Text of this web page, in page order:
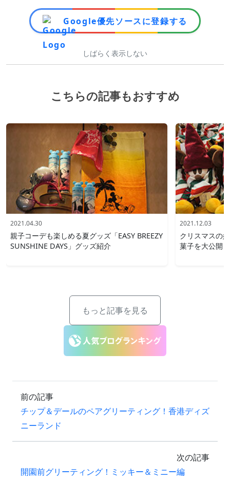
Google優先ソースに登録する
しばらく表示しない
こちらの記事もおすすめ
2021.04.30
親子コーデも楽しめる夏グッズ「EASY BREEZY
SUNSHINE DAYS」グッズ紹介
2021.12.03
クリスマスの
菓子を大公開
もっと記事を見る
前の記事
チップ＆デールのペアグリーティング！香港ディズ
ニーランド
次の記事
開園前グリーティング！ミッキー＆ミニー編